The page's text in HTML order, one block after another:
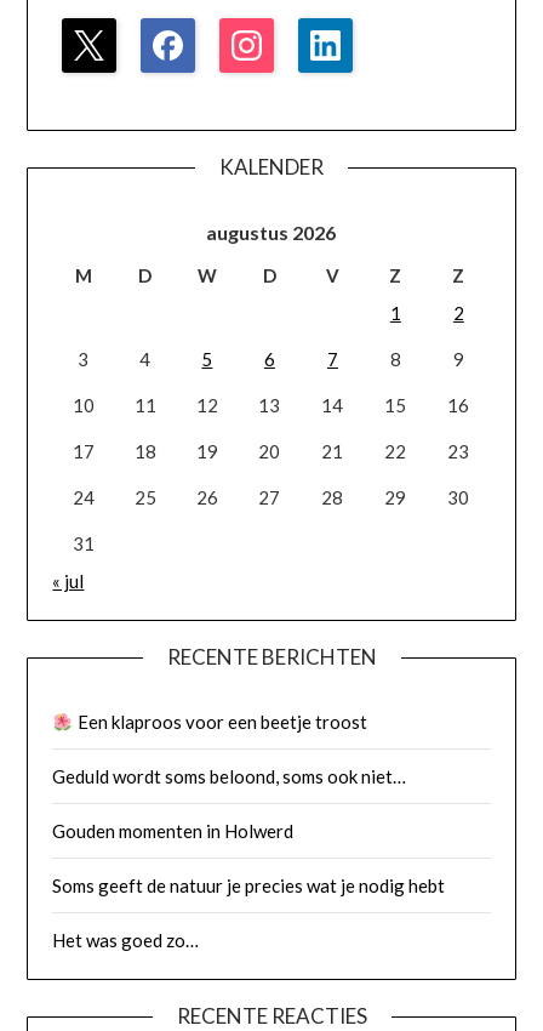
KALENDER
augustus 2026
M D W D V Z
Z
1
2
3 4 5 6 7 8 9
10 11 12 13 14 15 16
17 18 19 20 21 22 23
24 25 26 27 28 29 30
31
« jul
RECENTE BERICHTEN
Een klaproos voor een beetje troost
Geduld wordt soms beloond, soms ook niet…
Gouden momenten in Holwerd
Soms geeft de natuur je precies wat je nodig hebt
Het was goed zo…
RECENTE REACTIES